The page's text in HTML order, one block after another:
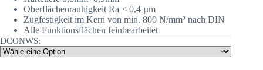
Oberflächenrauhigkeit Ra < 0,4 µm
Zugfestigkeit im Kern von min. 800 N/mm² nach DIN
Alle Funktionsflächen feinbearbeitet
DCONWS: